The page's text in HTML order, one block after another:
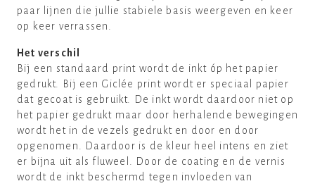
paar lijnen die jullie stabiele basis weergeven en keer
op keer verrassen.
Het verschil
Bij een standaard print wordt de inkt óp het papier
gedrukt. Bij een Giclée print wordt er speciaal papier
dat gecoat is gebruikt. De inkt wordt daardoor niet op
het papier gedrukt maar door herhalende bewegingen
wordt het in de vezels gedrukt en door en door
opgenomen. Daardoor is de kleur heel intens en ziet
er bijna uit als fluweel. Door de coating en de vernis
wordt de inkt beschermd tegen invloeden van